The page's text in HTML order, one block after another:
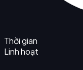
Thời gian
Linh hoạt